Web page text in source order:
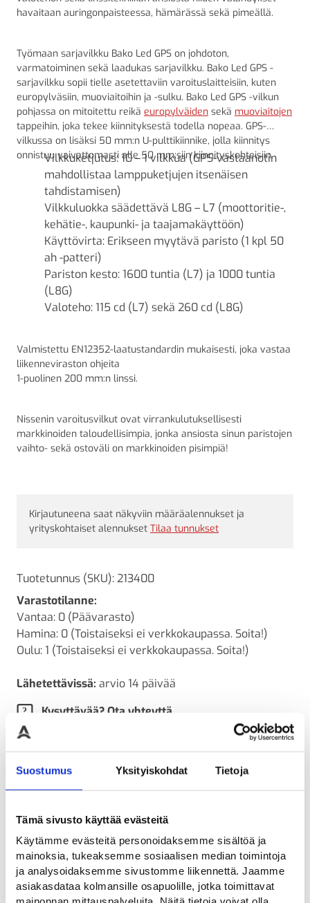
Suostumus Yksityiskohdat Tietoja
Tämä sivusto käyttää evästeitä
Käytämme evästeitä personoidaksemme sisältöä ja
mainoksia, tukeaksemme sosiaalisen median toimintoja
ja analysoidaksemme sivustomme liikennettä. Jaamme
asiakasdataa kolmansille osapuolille, jotka toimittavat
havaitaan auringonpaisteessa, hämärässä sekä pimeällä.
Työmaan sarjavilkku Bako Led GPS on johdoton,
varmatoiminen sekä laadukas sarjavilkku. Bako Led GPS -
sarjavilkku sopii tielle asetettaviin varoituslaitteisiin, kuten
europylväsiin, muoviaitoihin ja -sulku. Bako Led GPS -vilkun
pohjassa on mitoitettu reikä europylväiden sekä muoviaitojen
tappeihin, joka tekee kiinnityksestä todella nopeaa. GPS-
vilkussa on lisäksi 50 mm:n U-pulttikiinnike, jolla kiinnitys
onnistuu vaivattomasti alle 50 mm:siin kiinnityskohteisiin.
Vilkkuketjutus: 10 – 1 vilkkua (GPS-vastaanotin
mahdollistaa lamppuketjujen itsenäisen
tahdistamisen)
Vilkkuluokka säädettävä L8G – L7 (moottoritie-,
kehätie-, kaupunki- ja taajamakäyttöön)
Käyttövirta: Erikseen myytävä paristo (1 kpl 50
ah -patteri)
Pariston kesto: 1600 tuntia (L7) ja 1000 tuntia
(L8G)
Valoteho: 115 cd (L7) sekä 260 cd (L8G)
Valmistettu EN12352-laatustandardin mukaisesti, joka vastaa
liikenneviraston ohjeita
1-puolinen 200 mm:n linssi.
Nissenin varoitusvilkut ovat virrankulutuksellisesti
markkinoiden taloudellisimpia, jonka ansiosta sinun paristojen
vaihto- sekä ostoväli on markkinoiden pisimpiä!
Kirjautuneena saat näkyviin määräalennukset ja
yrityskohtaiset alennukset Tilaa tunnukset
Tuotetunnus (SKU):213400
Varastotilanne:
Vantaa: 0 (Päävarasto)
Hamina: 0 (Toistaiseksi ei verkkokaupassa. Soita!)
Oulu: 1 (Toistaiseksi ei verkkokaupassa. Soita!)
Lähetettävissä: arvio 14 päivää
Kysyttävää? Ota yhteyttä
LISÄTIEDOT ARVIOT
Paino
7 kg (kilogramma)